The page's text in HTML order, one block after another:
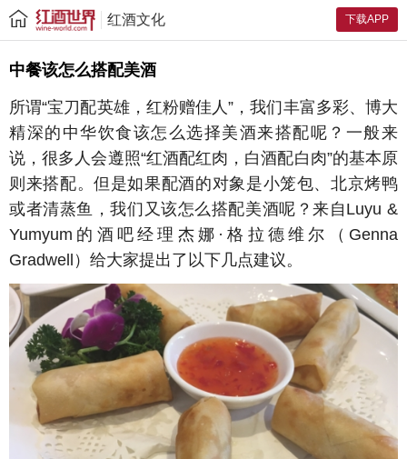
下载APP
红酒文化
中餐该怎么搭配美酒
所谓“宝刀配英雄，红粉赠佳人”，我们丰富多彩、博大
精深的中华饮食该怎么选择美酒来搭配呢？一般来
说，很多人会遵照“红酒配红肉，白酒配白肉”的基本原
则来搭配。但是如果配酒的对象是小笼包、北京烤鸭
或者清蒸鱼，我们又该怎么搭配美酒呢？来自Luyu &
Yumyum的酒吧经理杰娜·格拉德维尔（Genna
Gradwell）给大家提出了以下几点建议。